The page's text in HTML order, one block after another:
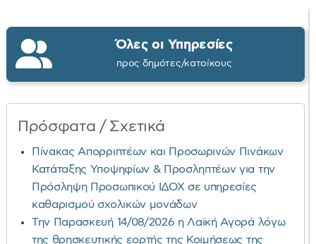
Όλες οι Υπηρεσίες
προς δημότες/κατοίκους
Πρόσφατα / Σχετικά
Πίνακας Απορριπτέων και Προσωρινών Πινάκων
Κατάταξης Υποψηφίων & Προσληπτέων για την
Πρόσληψη Προσωπικού ΙΔΟΧ σε υπηρεσίες
καθαρισμού σχολικών μονάδων
Την Παρασκευή 14/08/2026 η Λαϊκή Αγορά λόγω
της θρησκευτικής εορτής της Κοιμήσεως της